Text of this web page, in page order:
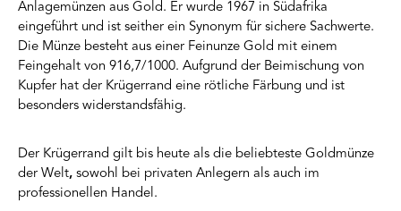
Anlagemünzen aus Gold. Er wurde 1967 in Südafrika
eingeführt und ist seither ein Synonym für sichere Sachwerte.
Die Münze besteht aus einer Feinunze Gold mit einem
Feingehalt von 916,7/1000. Aufgrund der Beimischung von
Kupfer hat der Krügerrand eine rötliche Färbung und ist
besonders widerstandsfähig.
Der Krügerrand gilt bis heute als die beliebteste Goldmünze
der Welt, sowohl bei privaten Anlegern als auch im
professionellen Handel.